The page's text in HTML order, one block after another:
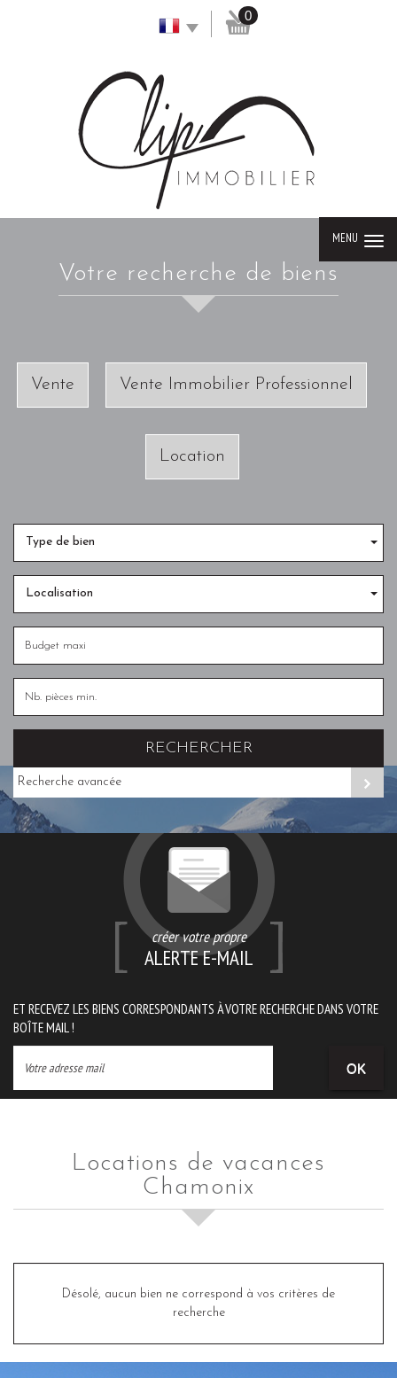
0
MENU
Votre recherche de biens
Vente Vente Immobilier Professionnel
Location
Type de bien
Localisation
RECHERCHER
Recherche avancée
créer votre propre
ALERTE E-MAIL
ET RECEVEZ LES BIENS CORRESPONDANTS À VOTRE RECHERCHE DANS VOTRE
BOÎTE MAIL !
OK
Locations de vacances
Chamonix
Désolé, aucun bien ne correspond à vos critères de
recherche